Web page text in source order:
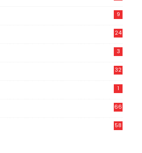
9
24
3
32
1
66
58